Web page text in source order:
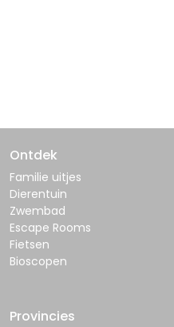
Ontdek
Familie uitjes
Dierentuin
Zwembad
Escape Rooms
Fietsen
Bioscopen
Provincies